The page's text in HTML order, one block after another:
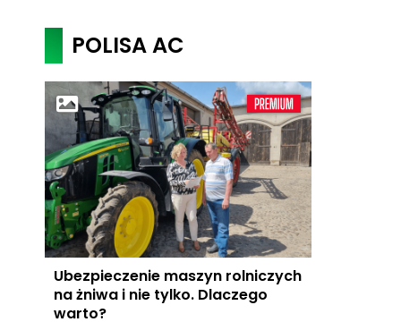
POLISA AC
Ubezpieczenie maszyn rolniczych
na żniwa i nie tylko. Dlaczego
warto?